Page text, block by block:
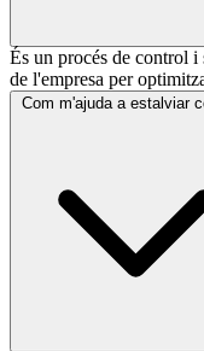
És un procés de control
de l'empresa per
Com m'ajuda a estalviar